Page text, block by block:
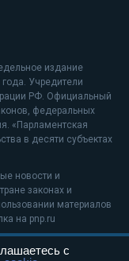
издание
Учредители
РФ. Официальный
федеральных
«Парламентская
в десяти субъектах
новости и
законах и
материалов
на pnp.ru
с